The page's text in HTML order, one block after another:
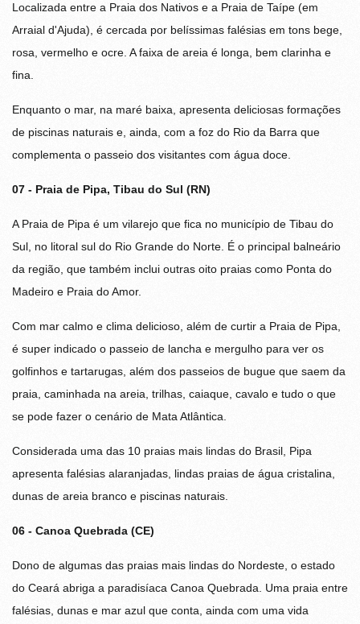
Localizada entre a Praia dos Nativos e a Praia de Taípe (em
Arraial d'Ajuda), é cercada por belíssimas falésias em tons bege,
rosa, vermelho e ocre. A faixa de areia é longa, bem clarinha e
fina.
Enquanto o mar, na maré baixa, apresenta deliciosas formações
de piscinas naturais e, ainda, com a foz do Rio da Barra que
complementa o passeio dos visitantes com água doce.
07 - Praia de Pipa, Tibau do Sul (RN)
A Praia de Pipa é um vilarejo que fica no município de Tibau do
Sul, no litoral sul do Rio Grande do Norte. É o principal balneário
da região, que também inclui outras oito praias como Ponta do
Madeiro e Praia do Amor.
Com mar calmo e clima delicioso, além de curtir a Praia de Pipa,
é super indicado o passeio de lancha e mergulho para ver os
golfinhos e tartarugas, além dos passeios de bugue que saem da
praia, caminhada na areia, trilhas, caiaque, cavalo e tudo o que
se pode fazer o cenário de Mata Atlântica.
Considerada uma das 10 praias mais lindas do Brasil, Pipa
apresenta falésias alaranjadas, lindas praias de água cristalina,
dunas de areia branco e piscinas naturais.
06 - Canoa Quebrada (CE)
Dono de algumas das praias mais lindas do Nordeste, o estado
do Ceará abriga a paradisíaca Canoa Quebrada. Uma praia entre
falésias, dunas e mar azul que conta, ainda com uma vida